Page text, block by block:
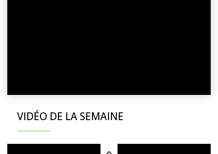
VIDÉO DE LA SEMAINE